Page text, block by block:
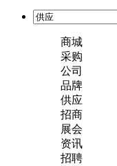
商城
采购
公司
品牌
供应
招商
展会
资讯
招聘